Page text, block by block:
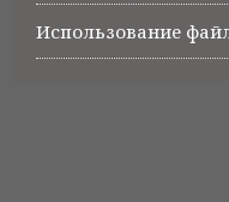
Использование